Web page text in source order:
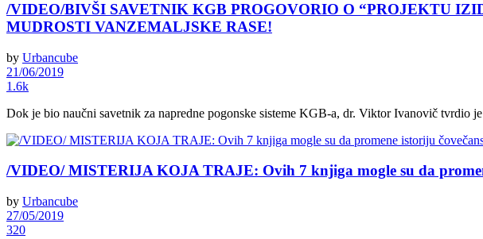
/VIDEO/BIVŠI SAVETNIK KGB PROGOVORIO O “PROJEKTU
MUDROSTI VANZEMALJSKE RASE!
by Urbancube
21/06/2019
1.6k
Dok je bio naučni savetnik za napredne pogonske sisteme KGB-a, dr. Viktor Ivanovič tvrdio
/VIDEO/ MISTERIJA KOJA TRAJE: Ovih 7 knjiga mogle su da
by Urbancube
27/05/2019
320